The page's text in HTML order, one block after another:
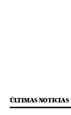
ÚLTIMAS NOTICIAS